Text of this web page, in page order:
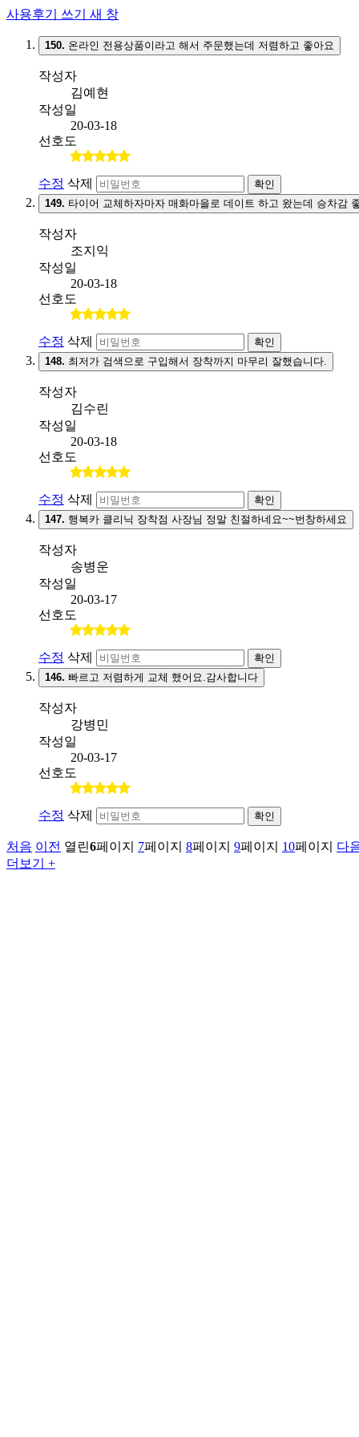
사용후기 쓰기 새 창
150. 온라인 전용상품이라고 해서 주문했는데 저렴하고 좋아요
작성자
김예현
작성일
20-03-18
선호도
수정 삭제
확인
149. 타이어 교체하자마자 매화마을로 데이트 하고 왔는데 승차감
작성자
조지익
작성일
20-03-18
선호도
수정 삭제
확인
148. 최저가 검색으로 구입해서 장착까지 마무리 잘했습니다.
작성자
김수린
작성일
20-03-18
선호도
수정 삭제
확인
147. 행복카 클리닉 장착점 사장님 정말 친절하네요~~번창하세요
작성자
송병운
작성일
20-03-17
선호도
수정 삭제
확인
146. 빠르고 저렴하게 교체 했어요.감사합니다
작성자
강병민
작성일
20-03-17
선호도
수정 삭제 확인
처음 이전 열린6페이지 7페이지 8페이지 9페이지 10페이지
다
더보기 +